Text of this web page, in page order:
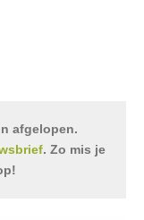
afgelopen.
. Zo mis je